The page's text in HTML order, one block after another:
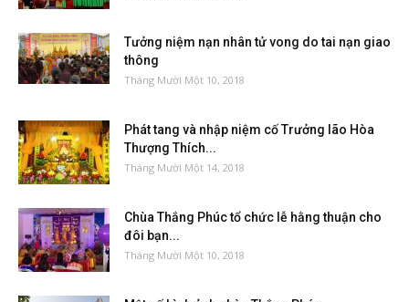
Tưởng niệm nạn nhân tử vong do tai nạn giao
thông
Tháng Mười Một 10, 2018
Phát tang và nhập niệm cố Trưởng lão Hòa
Thượng Thích...
Tháng Mười Một 14, 2018
Chùa Thắng Phúc tổ chức lễ hằng thuận cho
đôi bạn...
Tháng Mười Một 10, 2018